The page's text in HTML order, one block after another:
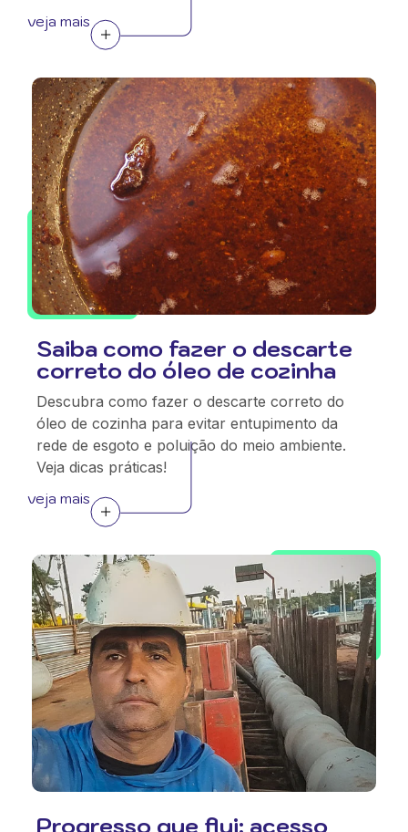
veja mais
Saiba como fazer o descarte
correto do óleo de cozinha
Descubra como fazer o descarte correto do
óleo de cozinha para evitar entupimento da
rede de esgoto e poluição do meio ambiente.
Veja dicas práticas!
veja mais
Progresso que flui: acesso